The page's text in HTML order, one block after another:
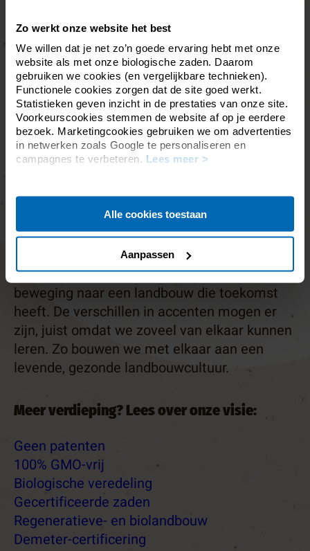
Zo werkt onze website het best
We willen dat je net zo’n goede ervaring hebt met onze
website als met onze biologische zaden. Daarom
gebruiken we cookies (en vergelijkbare technieken).
Functionele cookies zorgen dat de site goed werkt.
Statistieken geven inzicht in de prestaties van onze site.
Voorkeurscookies stemmen de website af op je eerdere
bezoek. Marketingcookies gebruiken we om advertenties
in netwerken zoals Google te personaliseren en
campagnes te verbeteren. Lees meer >
Alle cookies toestaan
Aanpassen
We geloven in de kracht van samenwerking
binnen de biologische sector – of dat nu
biologisch of biologisch-dynamisch is. We
vullen elkaar aan en versterken zo de
beweging naar een landbouw die toekomst
heeft. De verschillen in accenten mogen er
zijn, juist omdat we zoveel van elkaar kunnen
leren. Zo bouwen we met elkaar aan een
levende, gezonde landbouwcultuur.
Meer verdieping? Lees over onze visie:
Geen patenten
100% GMO-vrij
Biologische veredeling
Gecertificeerde zaden
Regeneratieve- en biolandbouw
Demeter-certificering